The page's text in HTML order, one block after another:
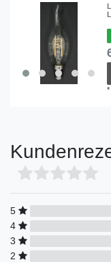
5
4
3
2